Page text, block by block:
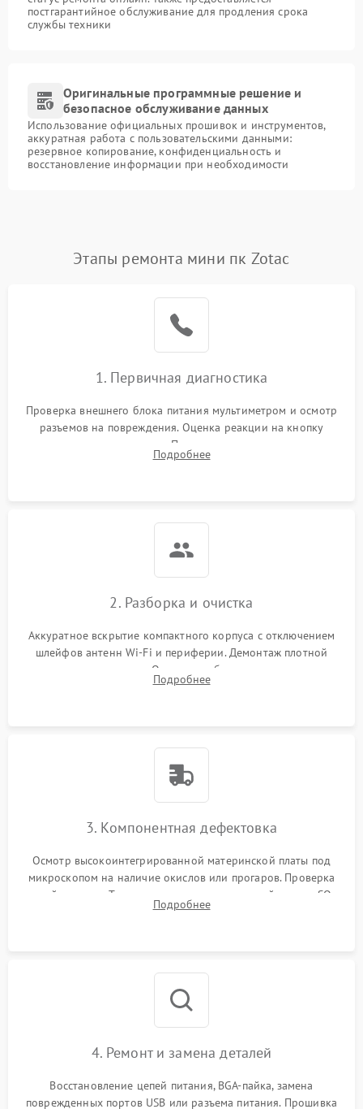
постгарантийное обслуживание для продления срока
службы техники
Оригинальные программные решение и
безопасное обслуживание данных
Использование официальных прошивок и инструментов,
аккуратная работа с пользовательскими данными:
резервное копирование, конфиденциальность и
восстановление информации при необходимости
Этапы ремонта мини пк Zotac
1. Первичная диагностика
Проверка внешнего блока питания мультиметром и осмотр
разъемов на повреждения. Оценка реакции на кнопку
включения и индикацию. Подключение к монитору для
выявления ошибок POST или отсутствия инициализации.
Подробнее
2. Разборка и очистка
Аккуратное вскрытие компактного корпуса с отключением
шлейфов антенн Wi-Fi и периферии. Демонтаж плотной
системы охлаждения. Очистка турбины и радиатора от
спрессованной пыли антистатической кистью и сжатым
Подробнее
3. Компонентная дефектовка
Осмотр высокоинтегрированной материнской платы под
микроскопом на наличие окислов или прогаров. Проверка
цепей питания. Тестирование съемных модулей памяти SO-
DIMM и накопителей M.2 на стенде для выявления сбоев.
Подробнее
4. Ремонт и замена деталей
Восстановление цепей питания, BGA-пайка, замена
поврежденных портов USB или разъема питания. Прошивка